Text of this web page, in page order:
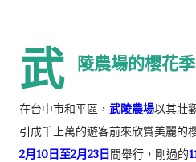
武 陵農場的櫻花
在台中市和平區， 武陵農場以其壯
引成千上萬的遊客前來欣賞美麗的
2月10日至2月23日間舉行，剛過的